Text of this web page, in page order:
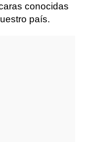
conocidas
país.